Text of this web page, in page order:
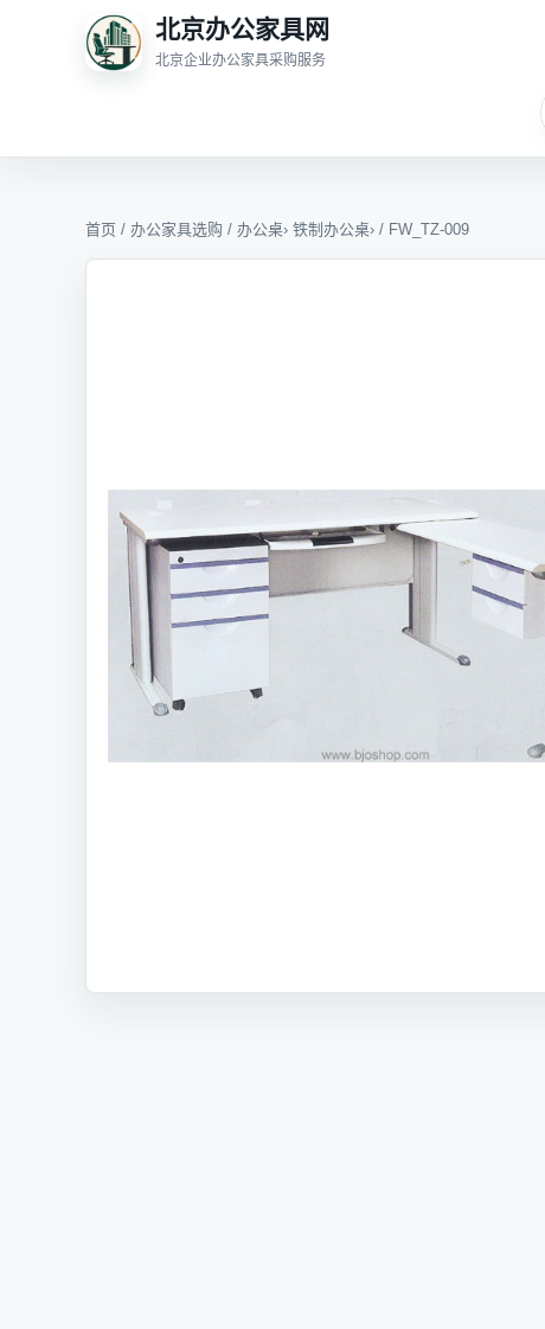
北京办公家具网
北京企业办公家具采购服务
首页 / 办公家具选购 / 办公桌› 铁制办公桌› / FW_TZ-009